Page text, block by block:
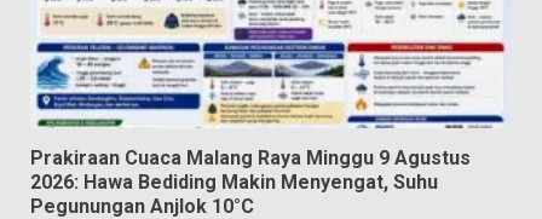
Prakiraan Cuaca Malang Raya Minggu 9 Agustus
2026: Hawa Bediding Makin Menyengat, Suhu
Pegunungan Anjlok 10°C